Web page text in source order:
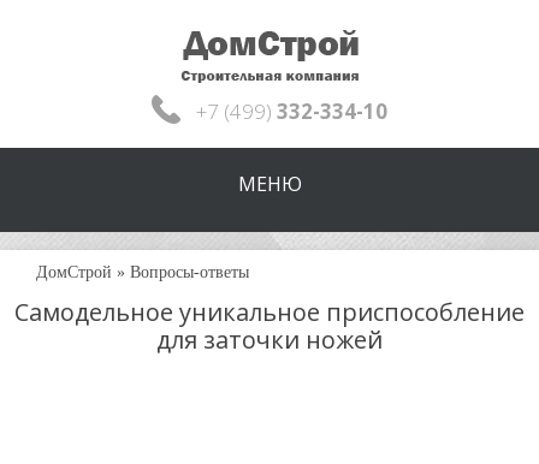
+7 (499) 332-334-10
МЕНЮ
ДомСтрой » Вопросы-ответы
Самодельное уникальное приспособление
для заточки ножей